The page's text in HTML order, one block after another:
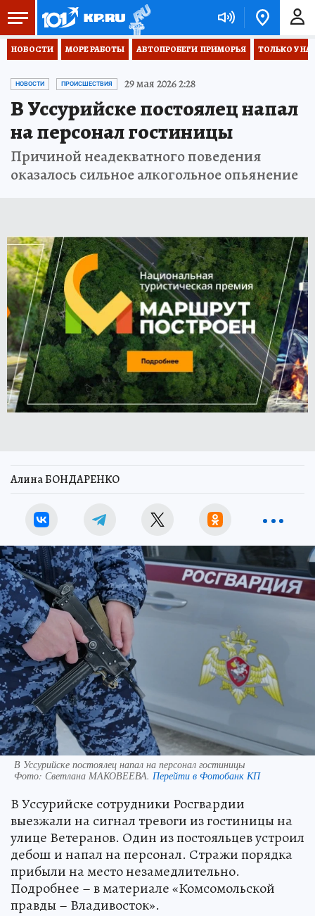
НОВОСТИ МОРЕ РАБОТЫ АВТОПРОБЕГИ  ПРИМОРЬЯ ТОЛЬКО У
НОВОСТИ ПРОИСШЕСТВИЯ 29 мая 2026 2:28
В Уссурийске постоялец напал
на персонал гостиницы
Причиной неадекватного поведения
оказалось сильное алкогольное опьянение
Алина БОНДАРЕНКО
В Уссурийске постоялец напал на персонал гостиницы
Фото: Светлана МАКОВЕЕВА. Перейти в Фотобанк КП
В Уссурийске сотрудники Росгвардии
выезжали на сигнал тревоги из гостиницы на
улице Ветеранов. Один из постояльцев устроил
дебош и напал на персонал. Стражи порядка
прибыли на место незамедлительно.
Подробнее – в материале «Комсомольской
правды – Владивосток».